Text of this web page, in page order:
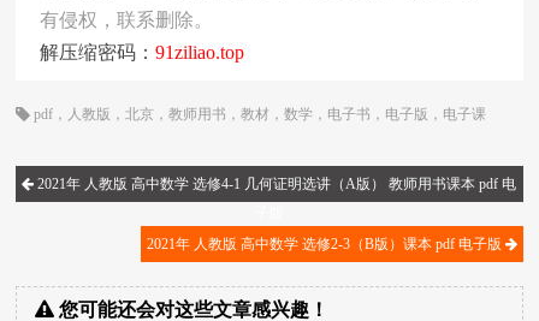
有侵权，联系删除。
解压缩密码：91ziliao.top
pdf ， 人教版 ，北京 ，教师用书 ，教材 ，数学 ， 电子书 ， 电子版 ， 电子课
2021年 人教版 高中数学 选修4-1 几何证明选讲（A版） 教师用书课本 pdf 电
2021年 人教版 高中数学 选修2-3（B版）课本 pdf 电子版
您可能还会对这些文章感兴趣！